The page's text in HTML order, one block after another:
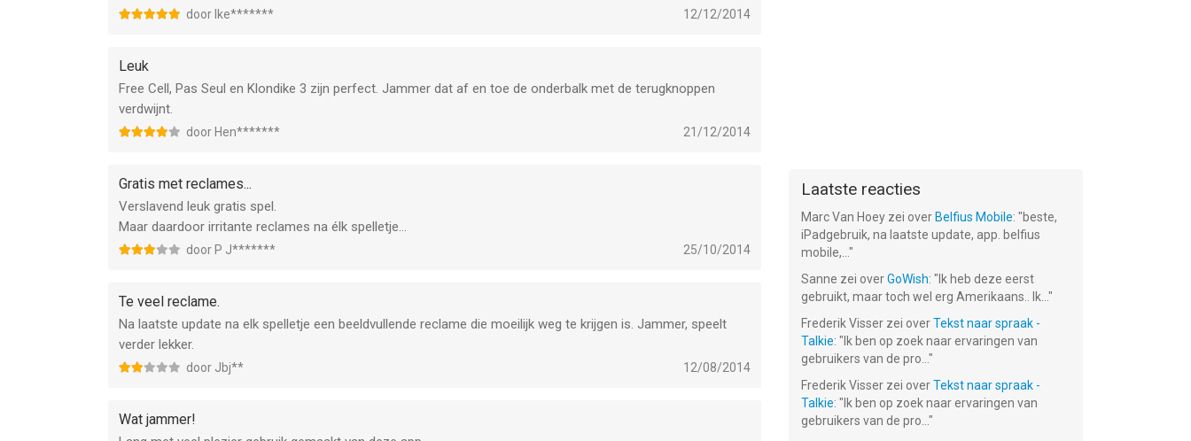
door Ike******* 12/12/2014
Leuk
Free Cell, Pas Seul en Klondike 3 zijn perfect. Jammer dat af en toe de onderbalk met de terugknoppen
verdwijnt.
door Hen******* 21/12/2014
Gratis met reclames...
Verslavend leuk gratis spel.
Maar daardoor irritante reclames na élk spelletje...
door P J******* 25/10/2014
Te veel reclame.
Na laatste update na elk spelletje een beeldvullende reclame die moeilijk weg te krijgen is. Jammer, speelt
verder lekker.
door Jbj** 12/08/2014
Wat jammer!
Laatste reacties
Marc Van Hoey zei over Belfius Mobile: "beste,
iPadgebruik, na laatste update, app. belfius
mobile,... "
Sanne zei overGoWish: " Ik heb deze eerst
gebruikt, maar toch wel erg Amerikaans.. Ik... "
Frederik Visser zei overTekst naar spraak -
Talkie: " Ik ben op zoek naar ervaringen van
gebruikers van de pro... "
Frederik Visser zei overTekst naar spraak -
Talkie: " Ik ben op zoek naar ervaringen van
gebruikers van de pro... "